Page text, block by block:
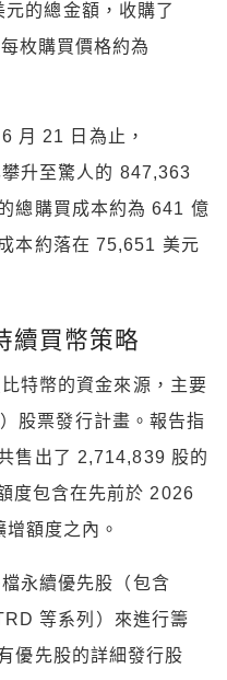
的總金額，收購了
枚購買價格約為
月 21 日為止，
升至驚人的 847,363
總購買成本約為 641 億
本約落在 75,651 美元
續買幣策略
特幣的資金來源，主要
股票發行計畫。報告指
售出了 2,714,839 股的
度包含在先前於 2026
額度之內。
永續優先股（包含
等系列）來進行籌
優先股的詳細發行股